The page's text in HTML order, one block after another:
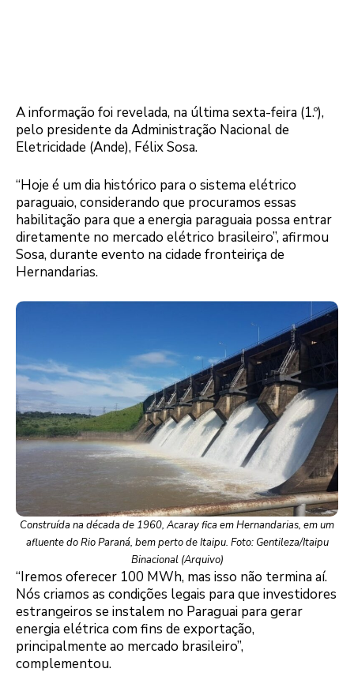
A informação foi revelada, na última sexta-feira (1.º),
pelo presidente da Administração Nacional de
Eletricidade (Ande), Félix Sosa.
“Hoje é um dia histórico para o sistema elétrico
paraguaio, considerando que procuramos essas
habilitação para que a energia paraguaia possa entrar
diretamente no mercado elétrico brasileiro”, afirmou
Sosa, durante evento na cidade fronteiriça de
Hernandarias.
Construída na década de 1960, Acaray fica em Hernandarias, em um
afluente do Rio Paraná, bem perto de Itaipu. Foto: Gentileza/Itaipu
Binacional (Arquivo)
“Iremos oferecer 100 MWh, mas isso não termina aí.
Nós criamos as condições legais para que investidores
estrangeiros se instalem no Paraguai para gerar
energia elétrica com fins de exportação,
principalmente ao mercado brasileiro”,
complementou.